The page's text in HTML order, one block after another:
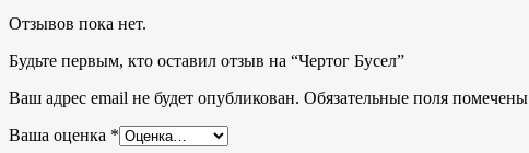
Отзывов пока нет.
Будьте первым, кто оставил отзыв на “Чертог Бусел”
Ваш адрес email не будет опубликован. Обязательные поля помечены
Ваша оценка *